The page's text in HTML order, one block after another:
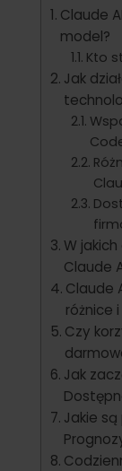
Claude
model?
Kto
Jak
W
Claude
Claude
różnice
Czy
Jak
Jakie są